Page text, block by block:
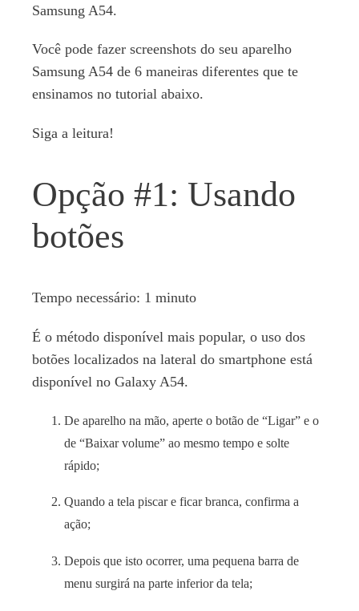
Samsung A54.
Você pode fazer screenshots do seu aparelho
Samsung A54 de 6 maneiras diferentes que te
ensinamos no tutorial abaixo.
Siga a leitura!
Opção #1: Usando
botões
Tempo necessário: 1 minuto
É o método disponível mais popular, o uso dos
botões localizados na lateral do smartphone está
disponível no Galaxy A54.
De aparelho na mão, aperte o botão de “Ligar” e o
de “Baixar volume” ao mesmo tempo e solte
rápido;
Quando a tela piscar e ficar branca, confirma a
ação;
Depois que isto ocorrer, uma pequena barra de
menu surgirá na parte inferior da tela;